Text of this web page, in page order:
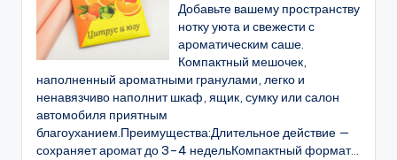
Добавьте вашему пространству
нотку уюта и свежести с
ароматическим саше.
Компактный мешочек,
наполненный ароматными гранулами, легко и
ненавязчиво наполнит шкаф, ящик, сумку или салон
автомобиля приятным
благоуханием.Преимущества:Длительное действие —
сохраняет аромат до 3–4 недельКомпактный формат...